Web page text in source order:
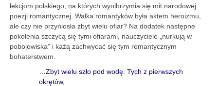
lekcjom polskiego, na których wyolbrzymia się mit narodowej
poezji romantycznej. Walka romantyków była aktem heroizmu,
ale czy nie przyniosła zbyt wielu ofiar? Na dodatek następne
pokolenia szczycą się tymi ofiarami, nauczyciele „nurkują w
pobojowiska” i każą zachwycać się tym romantycznym
bohaterstwem.
…Zbyt wielu szło pod wodę. Tych z pierwszych
okrętów,